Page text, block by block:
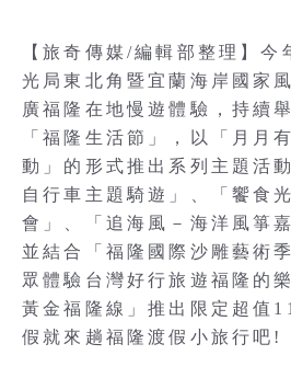
【旅奇傳媒/編輯部整理】今
光局東北角暨宜蘭海岸國家
廣福隆在地慢遊體驗，持續
「福隆生活節」，以「月月
動」的形式推出系列主題活
自行車主題騎遊」、「饗食
會」、「追海風－海洋風箏
並結合「福隆國際沙雕藝術
眾體驗台灣好行旅遊福隆的
黃金福隆線」推出限定超值
假就來趟福隆渡假小旅行吧!